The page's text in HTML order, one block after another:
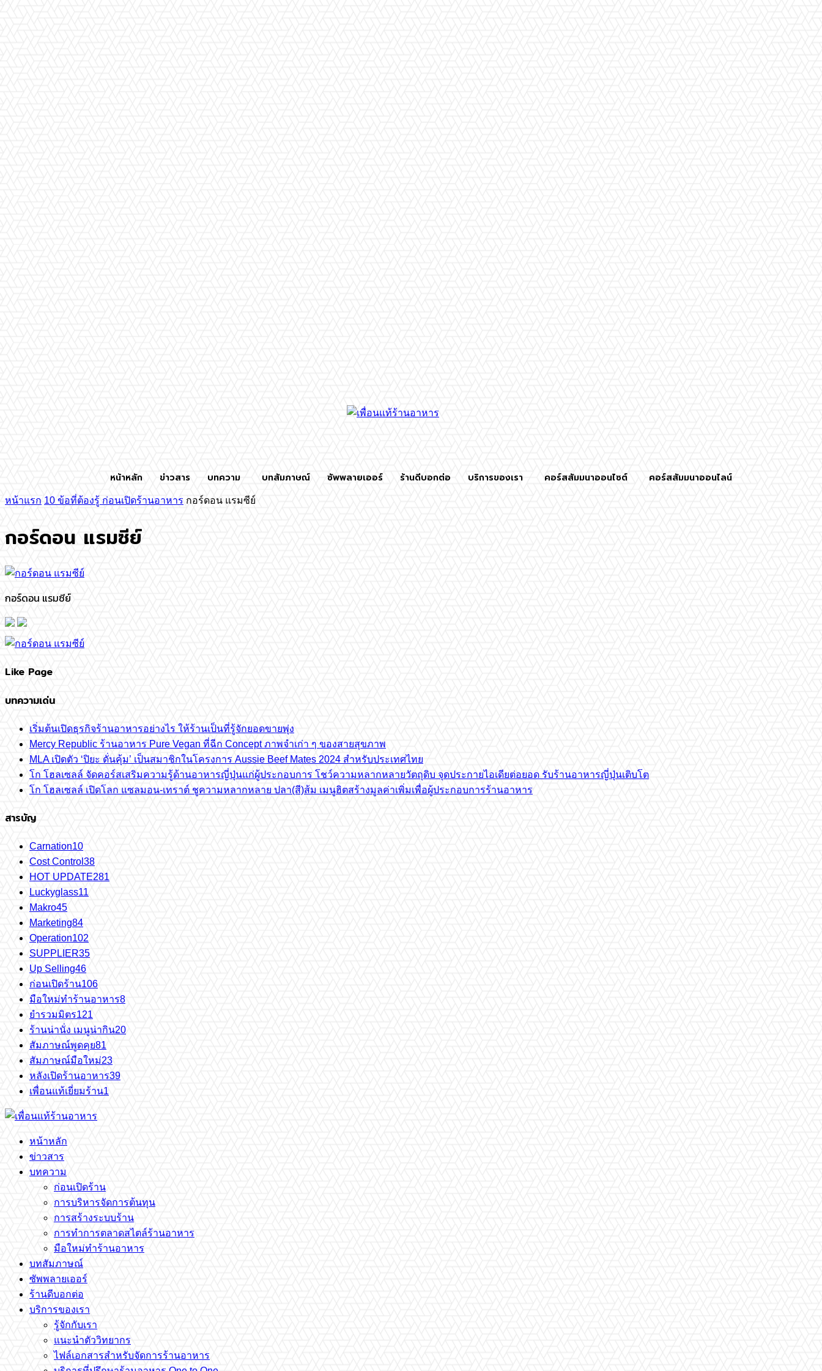
หน้าหลัก ข่าวสาร บทความ บทสัมภาษณ์ ซัพพลายเออร์ ร้านดีบอกต่อ บริการของเรา คอร์สสัมมนาออนไซต์ คอร์สสัมมนาออนไลน์
หน้าแรก 10 ข้อที่ต้องรู้ ก่อนเปิดร้านอาหาร กอร์ดอน แรมซีย์
กอร์ดอน แรมซีย์
กอร์ดอน แรมซีย์
Like Page
บทความเด่น
เริ่มต้นเปิดธุรกิจร้านอาหารอย่างไร ให้ร้านเป็นที่รู้จักยอดขายพุ่ง
Mercy Republic ร้านอาหาร Pure Vegan ที่ฉีก Concept ภาพจำเก่า ๆ ของสายสุขภาพ
MLA เปิดตัว ‘ปิยะ ดั่นคุ้ม’ เป็นสมาชิกในโครงการ Aussie Beef Mates 2024 สำหรับประเทศไทย
โก โฮลเซลล์ จัดคอร์สเสริมความรู้ด้านอาหารญี่ปุ่นแก่ผู้ประกอบการ โชว์ความหลากหลายวัตถุดิบ จุดประกายไอเดียต่อยอด รับร้านอาหารญี่ปุ่นเติบโต
โก โฮลเซลล์ เปิดโลก แซลมอน-เทราต์ ชูความหลากหลาย ปลา(สี)ส้ม เมนูฮิตสร้างมูลค่าเพิ่มเพื่อผู้ประกอบการร้านอาหาร
สารบัญ
Carnation10
Cost Control 38
HOT UPDATE281
Luckyglass11
Makro45
Marketing84
Operation102
SUPPLIER35
Up Selling46
ก่อนเปิดร้าน106
มือใหม่ทำร้านอาหาร8
ยำรวมมิตร121
ร้านน่านั่ง เมนูน่ากิน20
สัมภาษณ์พูดคุย81
สัมภาษณ์มือใหม่23
หลังเปิดร้านอาหาร39
เพื่อนแท้เยี่ยมร้าน1
หน้าหลัก
ข่าวสาร
บทความ
ก่อนเปิดร้าน
การบริหารจัดการต้นทุน
การสร้างระบบร้าน
การทำการตลาดสไตล์ร้านอาหาร
มือใหม่ทำร้านอาหาร
บทสัมภาษณ์
ซัพพลายเออร์
ร้านดีบอกต่อ
บริการของเรา
รู้จักกับเรา
แนะนำตัววิทยากร
ไฟล์เอกสารสำหรับจัดการร้านอาหาร